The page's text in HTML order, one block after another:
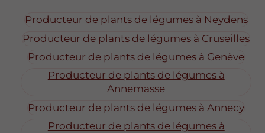
Producteur de plants de légumes à Neydens
Producteur de plants de légumes à Cruseilles
Producteur de plants de légumes à Genève
Producteur de plants de légumes à
Annemasse
Producteur de plants de légumes à Annecy
Producteur de plants de légumes à